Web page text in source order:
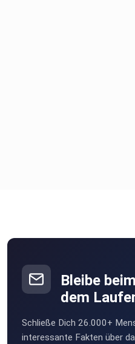
Bleibe
dem
Schließe Dich 26.000+
interessante Fakten über